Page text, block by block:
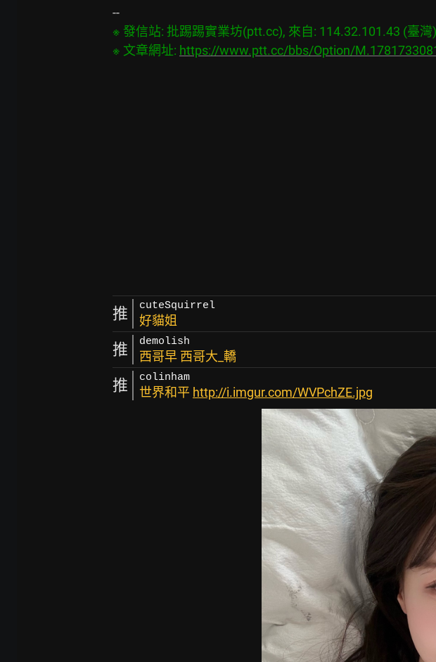
※ 發信站: 批踢踢實業坊(ptt.cc), 來自: 114.32.101.43 (臺灣)
※ 文章網址: https://www.ptt.cc/bbs/Option/
推 cuteSquirrel
好貓姐
推 demolish
西哥早 西哥大_轎
推 colinham
世界和平 http://i.imgur.com/WVPchZE.jpg